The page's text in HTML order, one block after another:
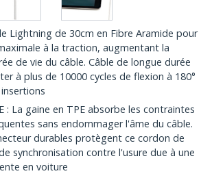
Lightning de 30cm en Fibre Aramide pour
à la traction, augmentant la
de vie du câble. Câble de longue durée
à plus de 10000 cycles de flexion à 180°
: La gaine en TPE absorbe les contraintes
sans endommager l'âme du câble.
durables protègent ce cordon de
synchronisation contre l'usure due à une
en voiture